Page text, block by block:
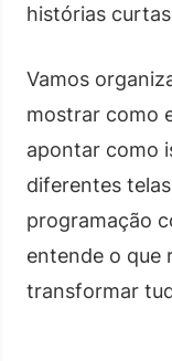
histórias
Vamos
mostrar como
apontar como
diferentes
programação
entende o que
transformar